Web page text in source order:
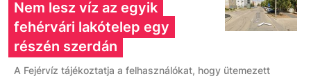
Nem lesz víz az egyik
fehérvári lakótelep egy
részén szerdán
A Fejérvíz tájékoztatja a felhasználókat, hogy ütemezett